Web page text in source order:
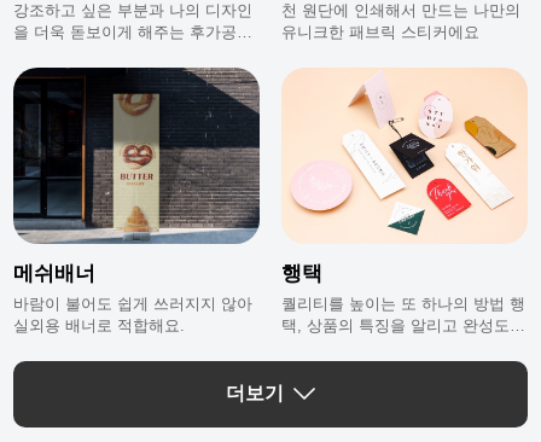
강조하고 싶은 부분과 나의 디자인
을 더욱 돋보이게 해주는 후가공으
수 있어요.
천 원단에 인쇄해서 만드는 나만의
유니크한 패브릭 스티커에요
메쉬배너
바람이 불어도 쉽게 쓰러지지 않아
실외용 배너로 적합해요.
행택
퀄리티를 높이는 또 하나의 방법 행
택, 상품의 특징을 알리고 완성도를
더보기